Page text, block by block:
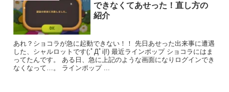
できなくてあせった！直し方の
紹介
あれ？ショコラが急に起動できない！！ 先日あせった出来事に遭遇
した、シャルロットです(;ﾟДﾟi|!) 最近ラインポップ ショコラにはま
ってたんです。 ある日、急に上記のような画面になりログインでき
なくなって…。 ラインポップ ...